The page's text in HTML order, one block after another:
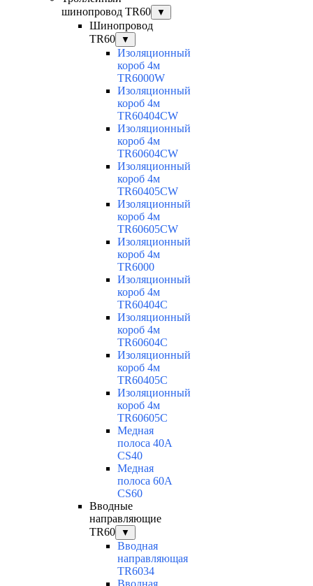
шинопровод TR60
▼
Шинопровод
TR60
▼
Изоляционный
короб 4м
TR6000W
Изоляционный
короб 4м
TR60404CW
Изоляционный
короб 4м
TR60604CW
Изоляционный
короб 4м
TR60405CW
Изоляционный
короб 4м
TR60605CW
Изоляционный
короб 4м
TR6000
Изоляционный
короб 4м
TR60404C
Изоляционный
короб 4м
TR60604C
Изоляционный
короб 4м
TR60405C
Изоляционный
короб 4м
TR60605C
Медная
полоса 40А
CS40
Медная
полоса 60А
CS60
Вводные
направляющие
TR60
▼
Вводная
направляющая
TR6034